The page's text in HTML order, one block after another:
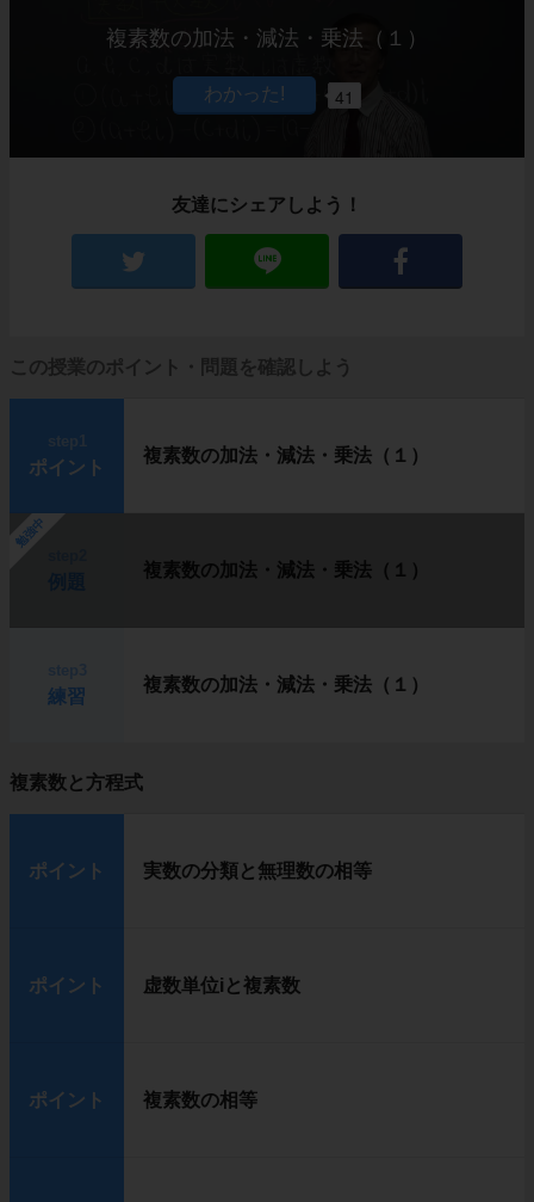
複素数の加法・減法・乗法（１）
41
友達にシェアしよう！
この授業のポイント・問題を確認しよう
ポイント
複素数の加法・減法・乗法（１）
勉強中
複素数の加法・減法・乗法（１）
練習
複素数の加法・減法・乗法（１）
複素数と方程式
ポイント 実数の分類と無理数の相等
ポイント 虚数単位iと複素数
ポイント 複素数の相等